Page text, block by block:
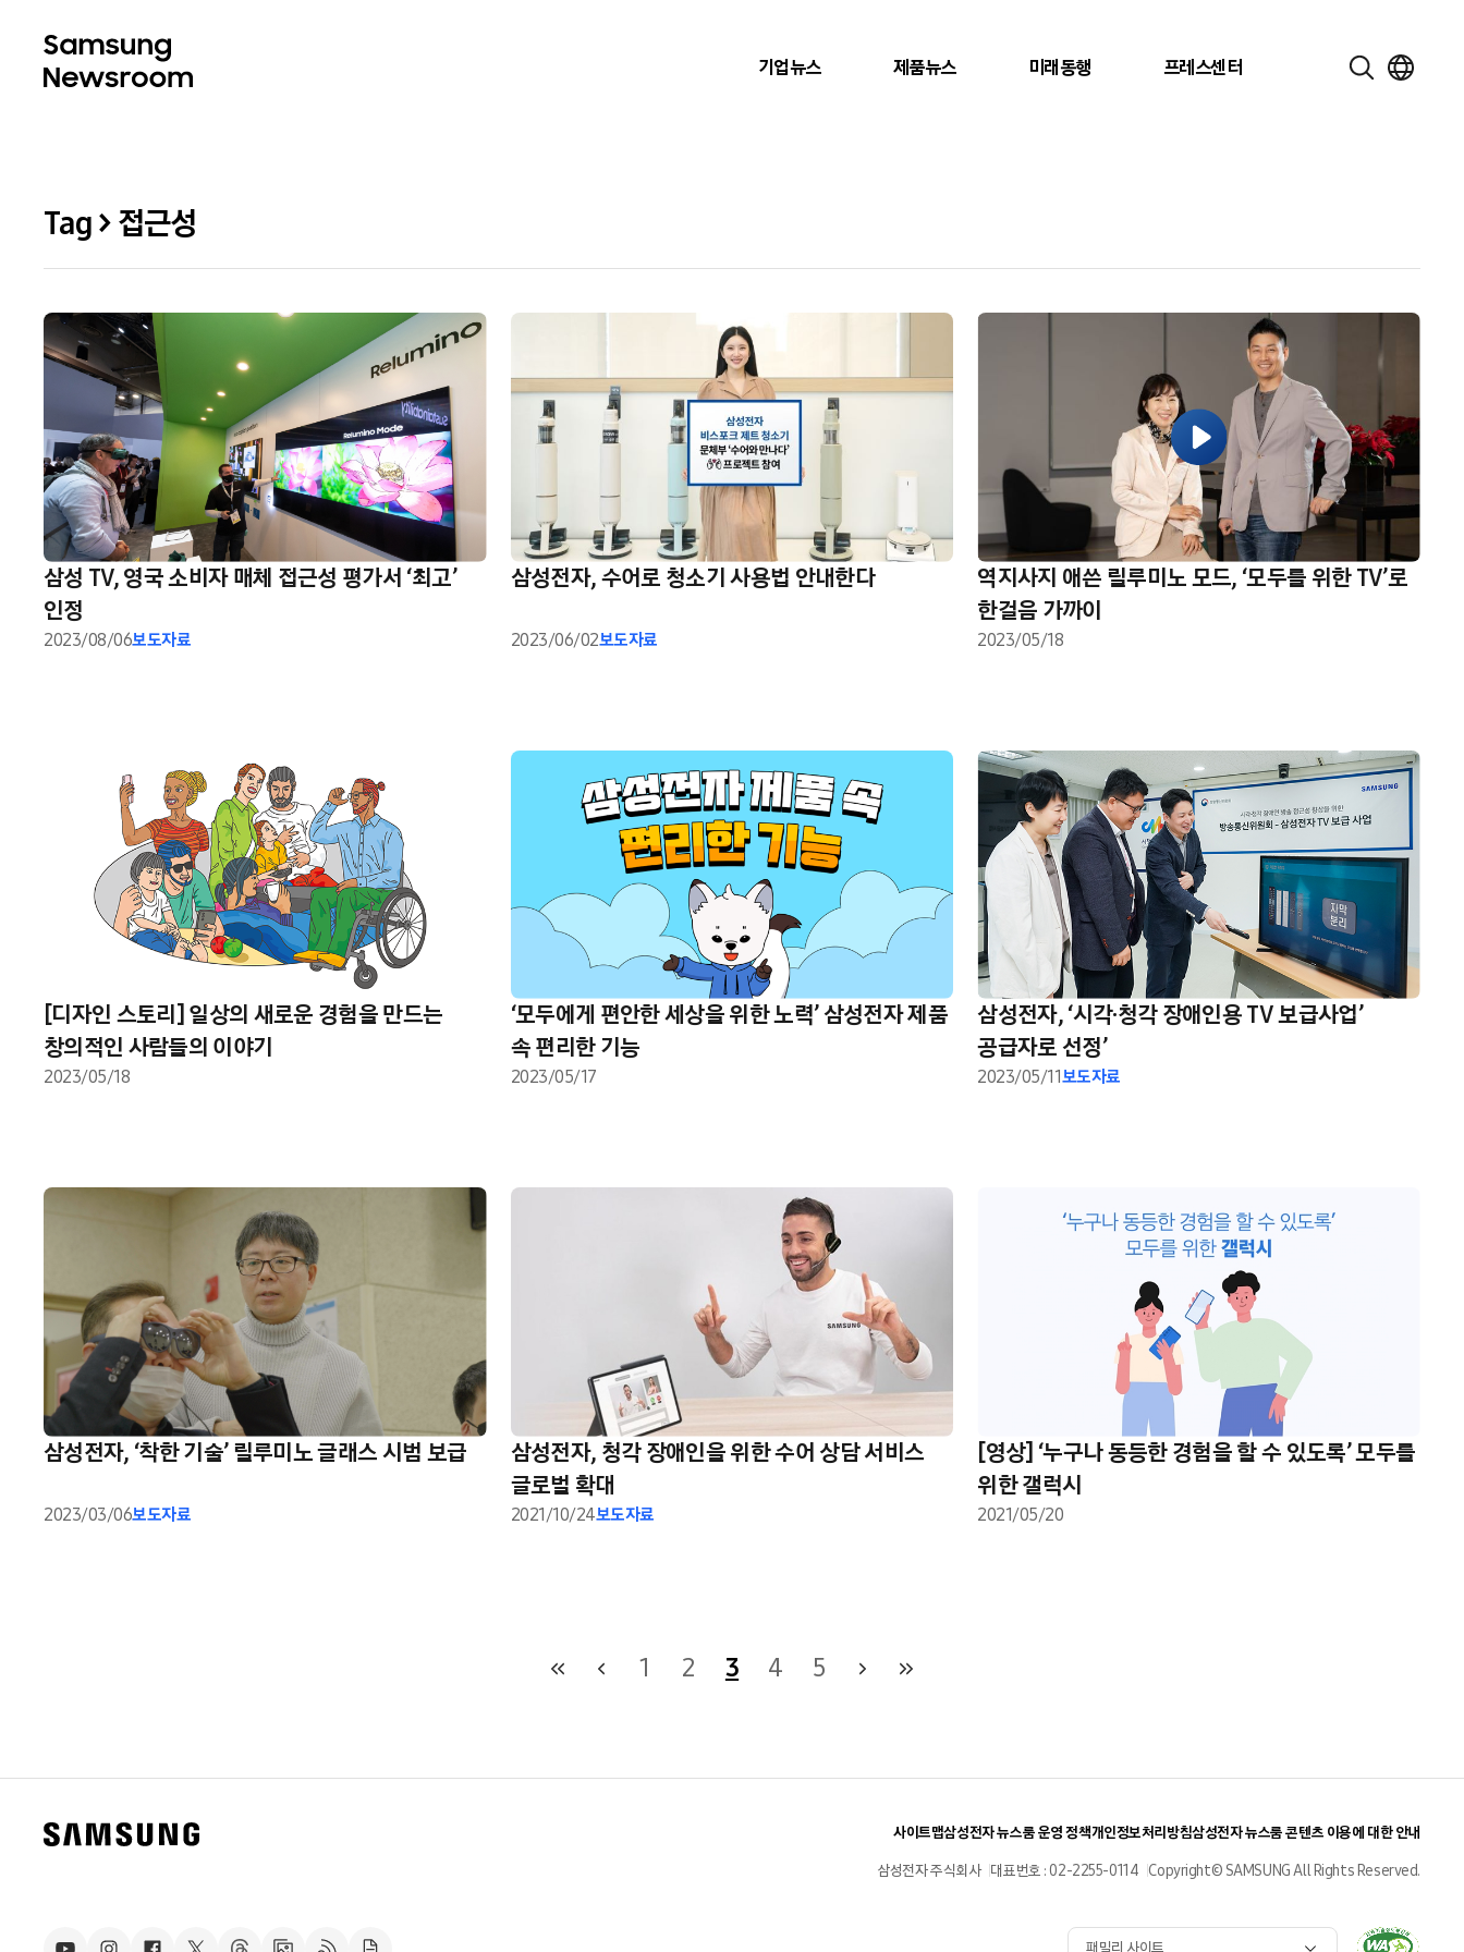
기업뉴스 제품뉴스 미래동행 프레스센터
Tag > 접근성
삼성 TV, 영국 소비자 매체 접근성 평가서 ‘최고’
인정
2023/08/06보도자료
삼성전자, 수어로 청소기 사용법 안내한다
2023/06/02보도자료
역지사지 애쓴 릴루미노 모드, ‘모두를 위한 TV’로
한걸음 가까이
2023/05/18
[디자인 스토리] 일상의 새로운 경험을 만드는
창의적인 사람들의 이야기
2023/05/18
‘모두에게 편안한 세상을 위한 노력’ 삼성전자 제품
속 편리한 기능
2023/05/17
삼성전자, ‘시각·청각 장애인용 TV 보급사업’
공급자로 선정’
2023/05/11보도자료
삼성전자, ‘착한 기술’ 릴루미노 글래스 시범 보급
2023/03/06보도자료
삼성전자, 청각 장애인을 위한 수어 상담 서비스
글로벌 확대
2021/10/24보도자료
[영상] ‘누구나 동등한 경험을 할 수 있도록’ 모두를
위한 갤럭시
2021/05/20
1 2 3 4 5
사이트맵삼성전자 뉴스룸 운영 정책개인정보처리방침삼성전자 뉴스룸 콘텐츠 이용에 대한 안내
삼성전자 주식회사 대표번호 : 02-2255-0114 Copyright© SAMSUNG All Rights Reserved.